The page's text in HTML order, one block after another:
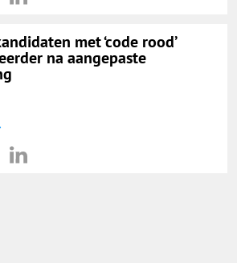
met ‘code rood’
na aangepaste